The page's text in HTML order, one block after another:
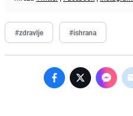
#zdravlje #ishrana